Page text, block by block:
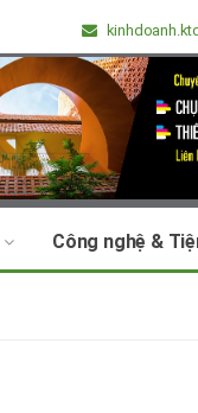
Công nghệ &